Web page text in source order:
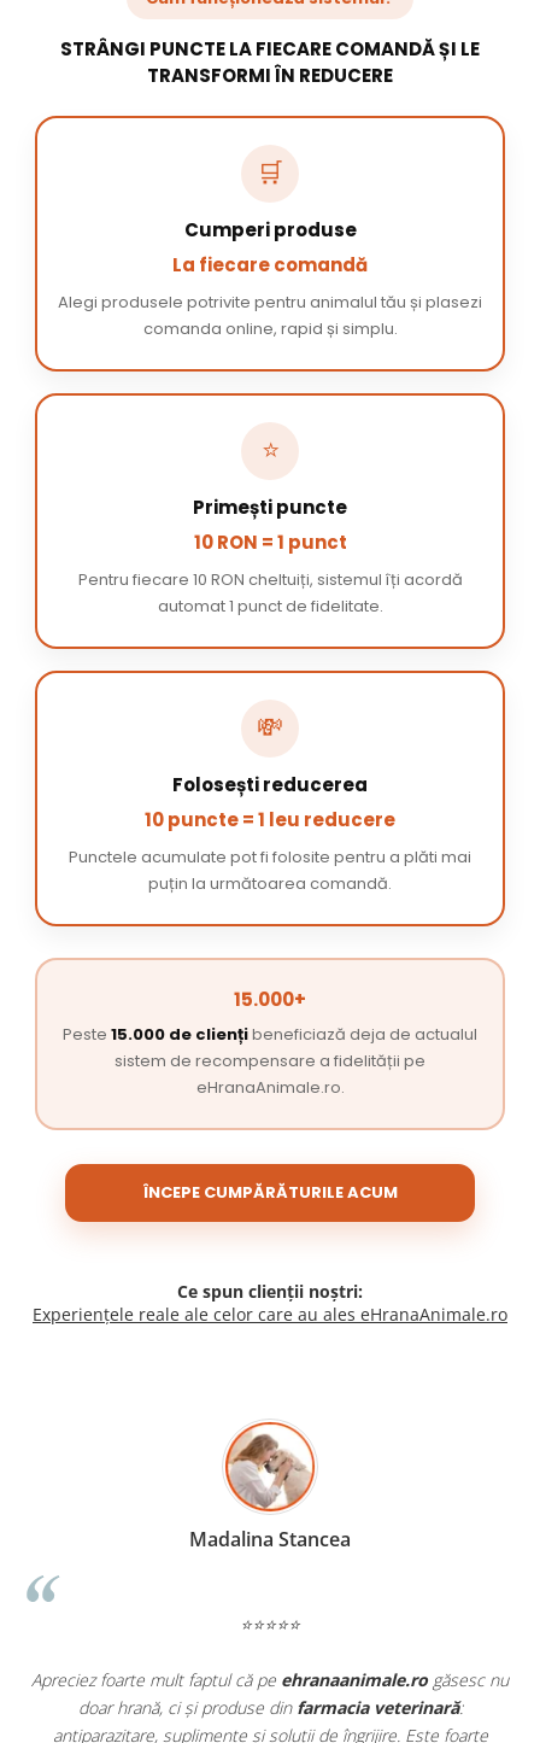
STRÂNGI PUNCTE LA FIECARE COMANDĂ ȘI LE
TRANSFORMI ÎN REDUCERE
🛒
Cumperi produse
La fiecare comandă
Alegi produsele potrivite pentru animalul tău și plasezi
comanda online, rapid și simplu.
⭐
Primești puncte
10 RON = 1 punct
Pentru fiecare 10 RON cheltuiți, sistemul îți acordă
automat 1 punct de fidelitate.
💸
Folosești reducerea
10 puncte = 1 leu reducere
Punctele acumulate pot fi folosite pentru a plăti mai
puțin la următoarea comandă.
15.000+
Peste 15.000 de cliențibeneficiază deja de actualul
sistem de recompensare a fidelității pe
eHranaAnimale.ro.
ÎNCEPE CUMPĂRĂTURILE ACUM
Ce spun clienții noștri:
Experiențele reale ale celor care au ales eHranaAnimale.ro
Madalina Stancea
⭐⭐⭐⭐⭐
Apreciez foarte mult faptul că pe ehranaanimale.rogăsesc nu
doar hrană, ci și produse din farmacia veterinară:
antiparazitare, suplimente și soluții de îngrijire. Este foarte